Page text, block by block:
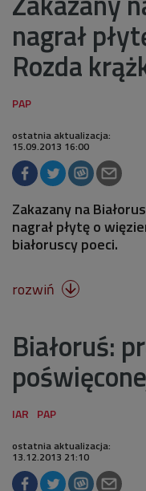
nagrał
Rozda
ostatnia aktualizacja:
15.09.2013 16:00
Zakazany na
nagrał płytę o
białoruscy poeci.
rozwiń 
Białoruś:
ostatnia aktualizacja:
13.12.2013 21:10